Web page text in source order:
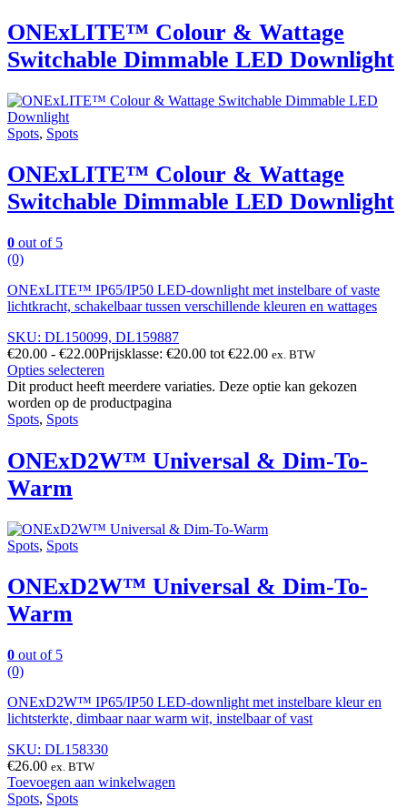
ONExLITE™ Colour & Wattage
Switchable Dimmable LED Downlight
Spots, Spots
ONExLITE™ Colour & Wattage
Switchable Dimmable LED Downlight
0 out of 5
(0)
ONExLITE™ IP65/IP50 LED-downlight met instelbare of vaste
lichtkracht, schakelbaar tussen verschillende kleuren en wattages
SKU: DL150099, DL159887
€20.00 - €22.00Prijsklasse: €20.00 tot €22.00 ex. BTW
Opties selecteren
Dit product heeft meerdere variaties. Deze optie kan gekozen
worden op de productpagina
Spots, Spots
ONExD2W™ Universal & Dim-To-
Warm
Spots, Spots
ONExD2W™ Universal & Dim-To-
Warm
0 out of 5
(0)
ONExD2W™ IP65/IP50 LED-downlight met instelbare kleur en
lichtsterkte, dimbaar naar warm wit, instelbaar of vast
SKU: DL158330
€26.00 ex. BTW
Toevoegen aan winkelwagen
Spots, Spots